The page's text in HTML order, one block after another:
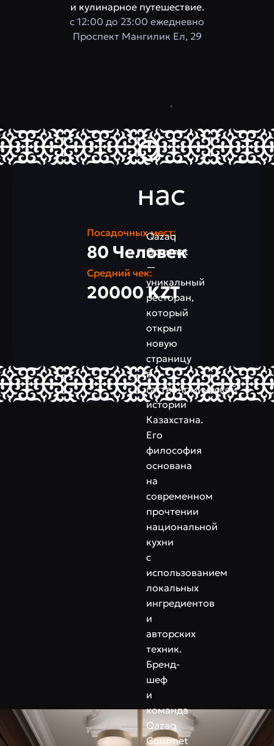
и кулинарное путешествие.
с 12:00 до 23:00 ежедневно
​Проспект Мангилик Ел, 29
О
нас
Qazaq
Gourmet
—
уникальный
ресторан,
который
открыл
новую
страницу
в
гастрономической
истории
Казахстана.
Его
философия
основана
на
современном
прочтении
национальной
кухни
с
использованием
локальных
ингредиентов
и
авторских
техник.
Бренд-
шеф
и
команда
Qazaq
Gourmet
Посадочных мест:
80 Человек
Средний чек:
20000 KZT